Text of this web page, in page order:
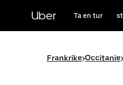
hovedinnholdet
Uber Ta en tur
Frankrike>Occitanie>